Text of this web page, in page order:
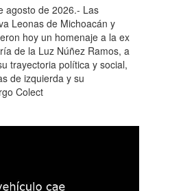
agosto de 2026.- Las
Leonas de Michoacán y
hoy un homenaje a la ex
de la Luz Núñez Ramos, a
trayectoria política y social,
de izquierda y su
Colect